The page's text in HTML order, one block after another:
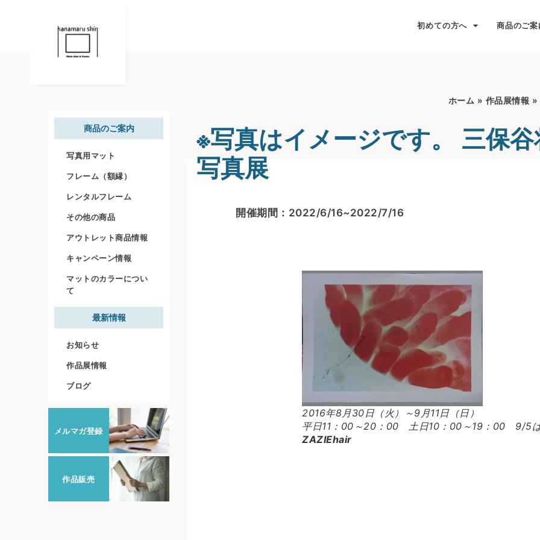
初めての方へ 商品のご案
商品のご案内
写真用マット
フレーム（額縁）
レンタルフレーム
その他の商品
アウトレット商品情報
キャンペーン情報
マットのカラーについ
て
最新情報
お知らせ
作品展情報
ブログ
メルマガ登録
作品販売
ホーム » 作品展情報 »
※写真はイメージです。 三保
写真展
開催期間：2022/6/16~2022/7/16
2016年8月30日（火）～9月11日（日）
平日11：00～20：00 土日10：00～19：00 9/5
ZAZIEhair